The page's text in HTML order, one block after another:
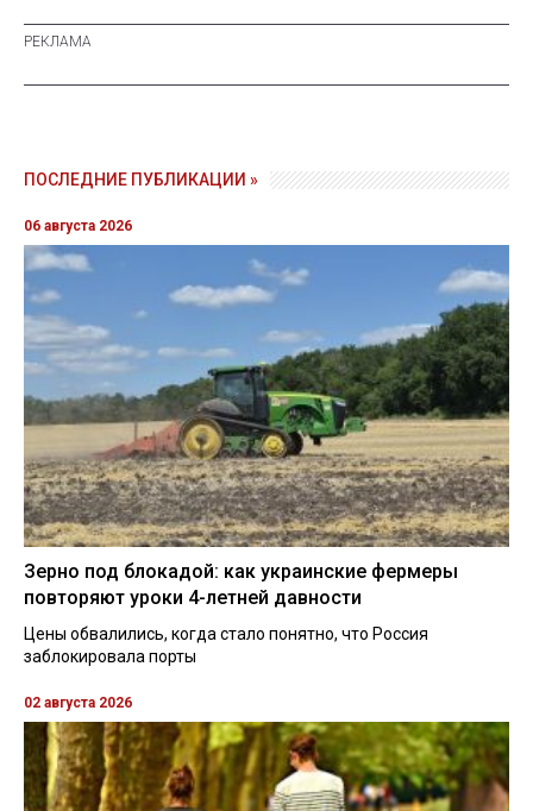
ПОСЛЕДНИЕ ПУБЛИКАЦИИ »
06 августа 2026
Зерно под блокадой: как украинские фермеры
повторяют уроки 4-летней давности
Цены обвалились, когда стало понятно, что Россия
заблокировала порты
02 августа 2026